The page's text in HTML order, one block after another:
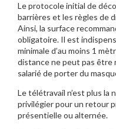
Le protocole initial de
barrières et les règles de
Ainsi, la surface
obligatoire. Il est
minimale d’au moins 1
distance ne peut pas être
salarié de porter du
Le télétravail n’est plus la
privilégier pour un retour
présentielle ou alternée.